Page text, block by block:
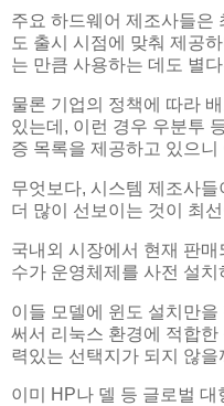
주요 하드웨어 제조사들은
도 출시 시점에 맞춰 제공
는 만큼 사용하는 데도 별
물론 기업의 정책에 따라
있는데, 이런 경우 우분투
증 목록을 제공하고 있으
무엇보다, 시스템 제조사
더 많이 선보이는 것이 최
국내외 시장에서 현재 판
수가 운영체제를 사전 설치
이들 모델에 윈도 설치만
써서 리눅스 환경에 적합
력있는 선택지가 되지 않을
이미 HP나 델 등 글로벌